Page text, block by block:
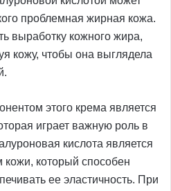
проблемная жирная кожа.
выработку кожного жира,
кожу, чтобы она выглядела
этого крема является
играет важную роль в
кислота является
который способен
ее эластичность. При